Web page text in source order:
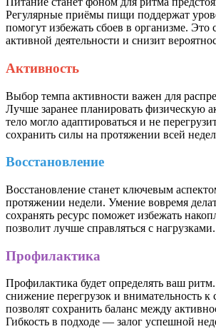
Регулярные приёмы пищи поддержат
помогут избежать сбоев в организме. Это
активной деятельности и снизит
Активность
Выбор темпа активности важен для
Лучше заранее планировать физическую
тело могло адаптироваться и не
сохранить силы на протяжении всей
Восстановление
Восстановление станет ключевым
протяжении недели. Умение вовремя
сохранять ресурс поможет избежать
позволит лучше справляться с нагрузками.
Профилактика
Профилактика будет определять ваш
снижение перегрузок и внимательность к
позволят сохранить баланс между
Гибкость в подходе — залог успешной